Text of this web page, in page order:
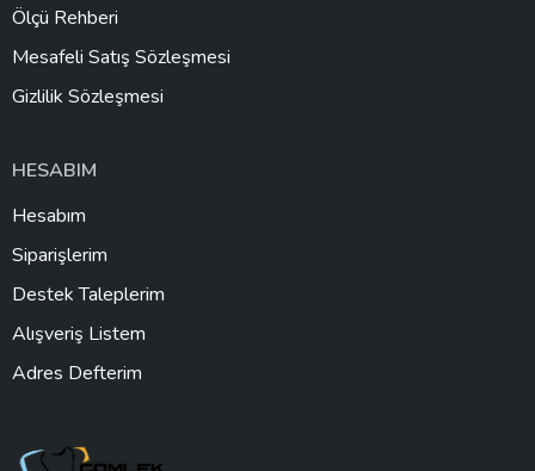
Ölçü Rehberi
Mesafeli Satış Sözleşmesi
Gizlilik Sözleşmesi
HESABIM
Hesabım
Siparişlerim
Destek Taleplerim
Alışveriş Listem
Adres Defterim